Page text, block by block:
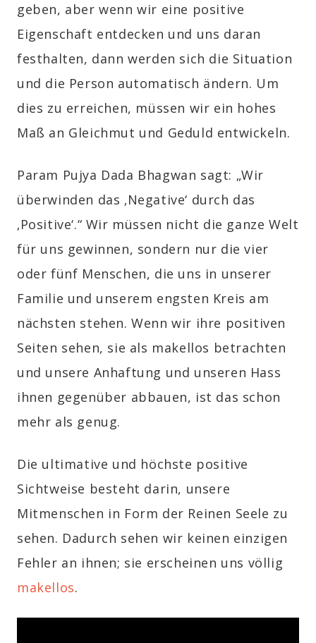
geben, aber wenn wir eine positive
Eigenschaft entdecken und uns daran
festhalten, dann werden sich die Situation
und die Person automatisch ändern. Um
dies zu erreichen, müssen wir ein hohes
Maß an Gleichmut und Geduld entwickeln.
Param Pujya Dada Bhagwan sagt: „Wir
überwinden das ‚Negative‘ durch das
‚Positive‘.“ Wir müssen nicht die ganze Welt
für uns gewinnen, sondern nur die vier
oder fünf Menschen, die uns in unserer
Familie und unserem engsten Kreis am
nächsten stehen. Wenn wir ihre positiven
Seiten sehen, sie als makellos betrachten
und unsere Anhaftung und unseren Hass
ihnen gegenüber abbauen, ist das schon
mehr als genug.
Die ultimative und höchste positive
Sichtweise besteht darin, unsere
Mitmenschen in Form der Reinen Seele zu
sehen. Dadurch sehen wir keinen einzigen
Fehler an ihnen; sie erscheinen uns völlig
makellos.